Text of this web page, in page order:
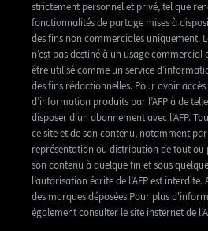
strictement personnel et privé, tel que
fonctionnalités de partage mises à
des fins non commerciales uniquement.
n’est pas destiné à un usage commercial
être utilisé comme un service
des fins rédactionnelles. Pour avoir
d’information produits par l’AFP à de
disposer d’un abonnement avec l’AFP.
ce site et de son contenu, notamment
représentation ou distribution de tout ou
son contenu à quelque fin et sous
l’autorisation écrite de l’AFP est interdite.
des marques déposées.Pour plus
également consulter le site insternet de